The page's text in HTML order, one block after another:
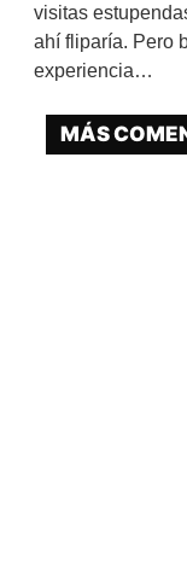
visitas
ahí fliparía. Pero
experiencia…
MÁS